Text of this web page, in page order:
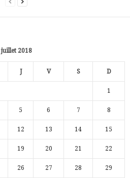
juillet 2018
J V S D
1
5 6 7 8
12 13 14 15
19 20 21 22
26 27 28 29